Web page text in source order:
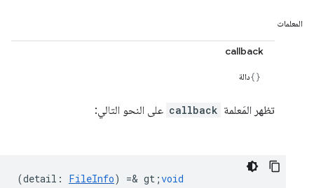
المعلمات
callback
دالة
تظهر المَعلمة callback على النحو التالي:
(detail : FileInfo) =& gt;void